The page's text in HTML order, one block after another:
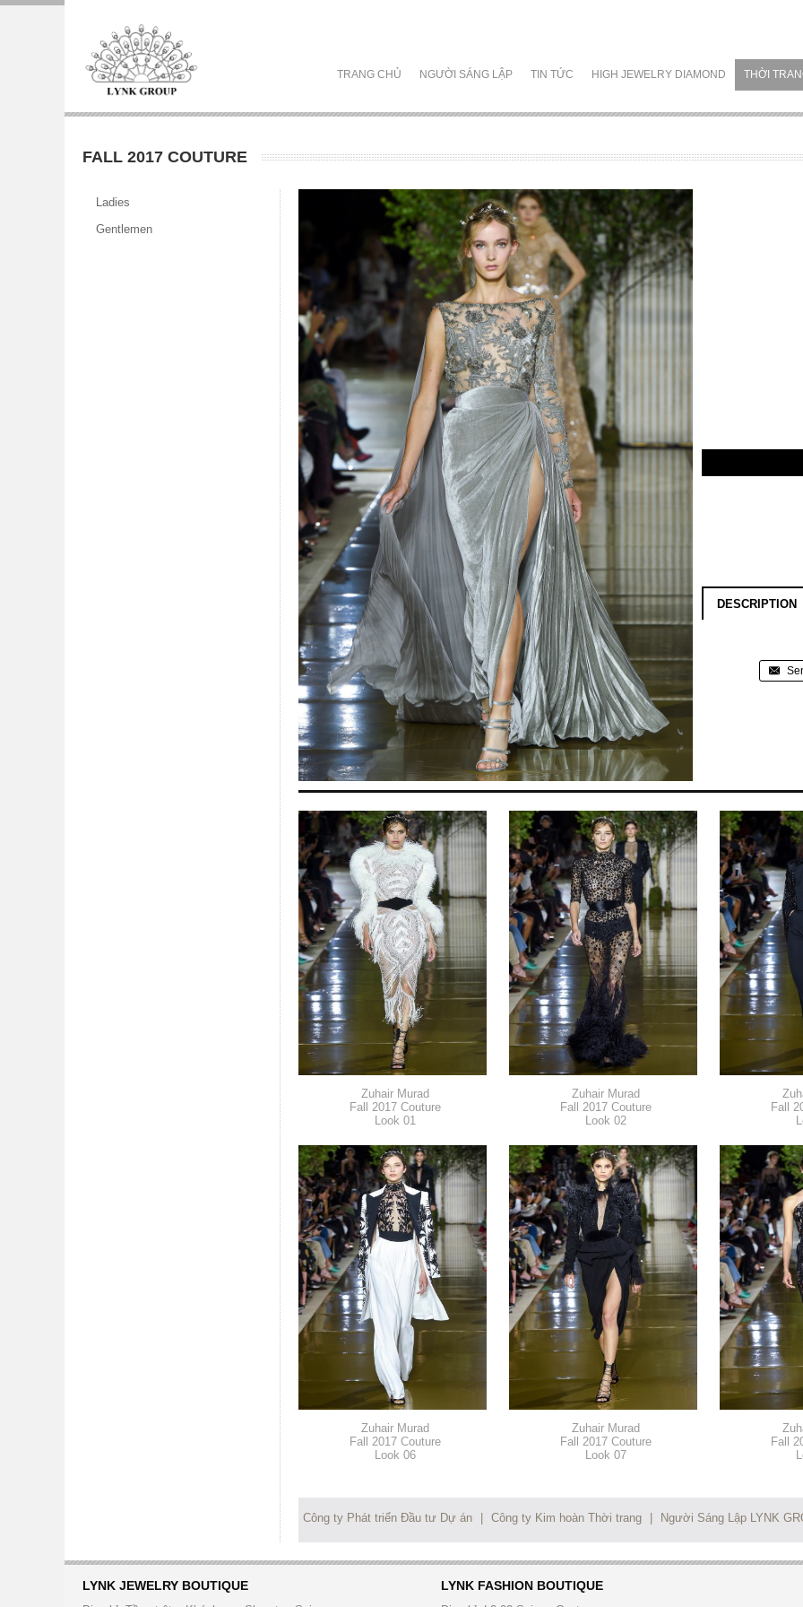
TRANG CHỦ NGƯỜI SÁNG LẬP TIN TỨC HIGH JEWELRY DIAMOND THỜI
FALL 2017 COUTURE
Ladies
Gentlemen
DESCRIPTION
Zuhair Murad
Fall 2017 Couture
Look 01
Zuhair Murad
Fall 2017 Couture
Look 02
Fall
Zuhair Murad
Fall 2017 Couture
Look 06
Zuhair Murad
Fall 2017 Couture
Look 07
Fall
Công ty Phát triển Đầu tư Dự án Công ty Kim hoàn Thời trang Người Sáng Lập LYNK
LYNK JEWELRY BOUTIQUE LYNK FASHION BOUTIQUE